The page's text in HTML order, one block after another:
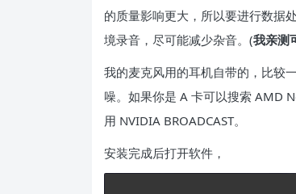
的质量影响更大，所以要进行数据
境录音，尽可能减少杂音。(我亲测
我的麦克风用的耳机自带的，比较
噪。如果你是 A 卡可以搜索 AMD
用 NVIDIA BROADCAST。
安装完成后打开软件，